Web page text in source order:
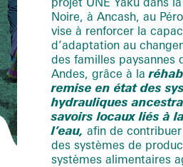
Noire, à Ancash, au
vise à renforcer la
d’adaptation au
des familles paysannes
Andes, grâce à la
remise en état des
hydrauliques
savoirs locaux liés à
l’eau, afin de
des systèmes de
systèmes alimentaires